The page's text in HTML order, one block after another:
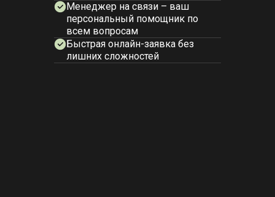
Менеджер на связи – ваш
персональный помощник по
всем вопросам
Быстрая онлайн-заявка без
лишних сложностей